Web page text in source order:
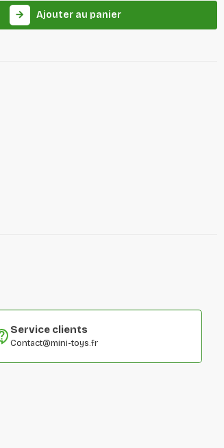
arrow_forward Ajouter au panier
Service clients
Contact@mini-toys.fr